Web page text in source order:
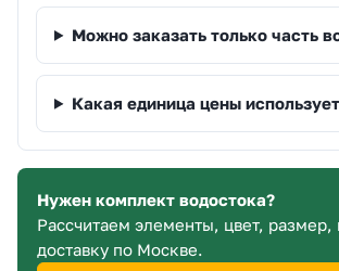
Можно заказать только часть
Какая единица цены
Нужен комплект водостока?
Рассчитаем элементы, цвет,
доставку по Москве.